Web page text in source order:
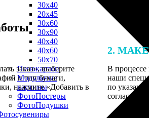
30х40
20х45
30х60
30х90
40х40
40х60
50х70
Пенокартон
Модульные
картины
ФотоПостеры
ФотоПодушки
заказ», выберите
и тип бумаги,
нажмите «Добавить в
2.
В процессе
наши
по